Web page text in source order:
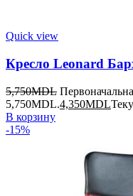
Quick view
Кресло Leonard
5,750MDL
5,750MDL.4,350MDL
В корзину
-15%